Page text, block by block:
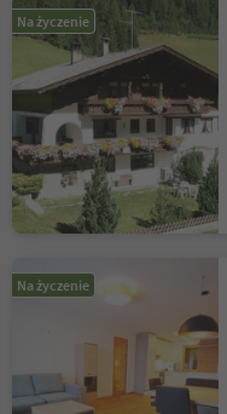
Na życzenie
Na życzenie